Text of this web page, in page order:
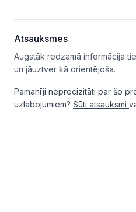
Atsauksmes
Augstāk redzamā informācija
un jāuztver kā orientējoša.
Pamanīji neprecizitāti par šo
uzlabojumiem? Sūti atsauksmi